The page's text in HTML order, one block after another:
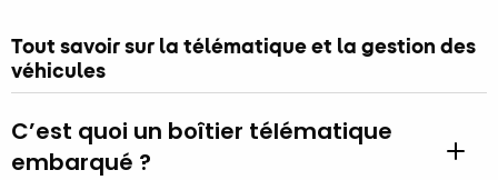
Tout savoir sur la télématique et la gestion des
véhicules
C’est quoi un boîtier télématique
embarqué ?